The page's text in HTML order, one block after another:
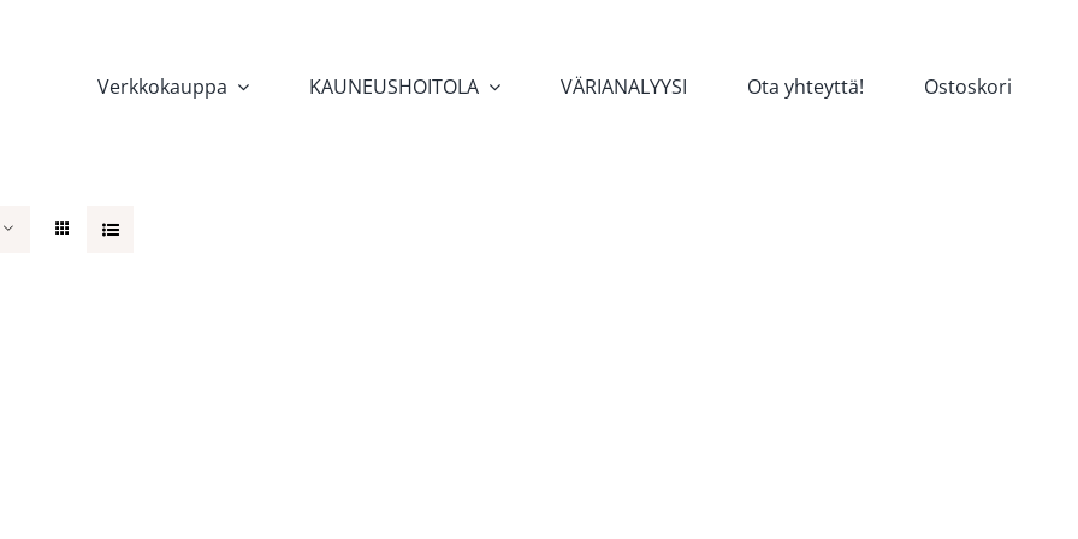
Verkkokauppa KAUNEUSHOITOLA VÄRIANALYYSI Ota yhteyttä! Ostoskori